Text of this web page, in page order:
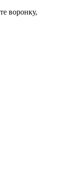
воронку,